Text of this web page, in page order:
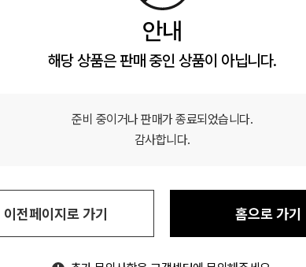
안내
해당 상품은 판매 중인 상품이 아닙니다.
준비 중이거나 판매가 종료되었습니다.
감사합니다.
이전페이지로 가기 홈으로 가기